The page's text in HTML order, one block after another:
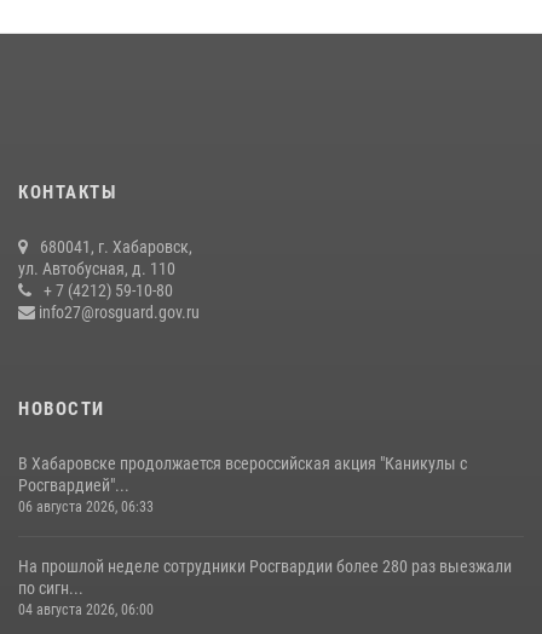
В Хабаровске военный оркестр Росгвардии принял участие в
праздновании Дня Военно-морского флота России
27 июля 2026, 01:42 4
КОНТАКТЫ
680041, г. Хабаровск,
ул. Автобусная, д. 110
+ 7 (4212) 59-10-80
info27@rosguard.gov.ru
НОВОСТИ
В Хабаровске продолжается всероссийская акция "Каникулы с
Росгвардией"...
06 августа 2026, 06:33
На прошлой неделе сотрудники Росгвардии более 280 раз выезжали
по сигн...
04 августа 2026, 06:00